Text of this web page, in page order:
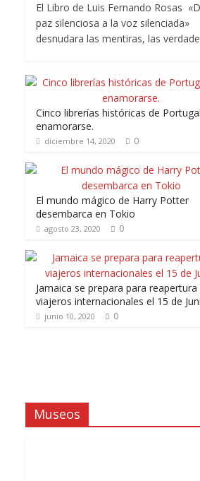
El Libro de Luis Fernando Rosas
paz silenciosa a la voz silenciada»
desnudara las mentiras, las
Cinco librerías históricas de
enamorarse.
diciembre 14, 2020 0
El mundo mágico de Harry Potter
desembarca en Tokio
agosto 23, 2020 0
Jamaica se prepara para reapertura
viajeros internacionales el 15 de
junio 10, 2020 0
Museos